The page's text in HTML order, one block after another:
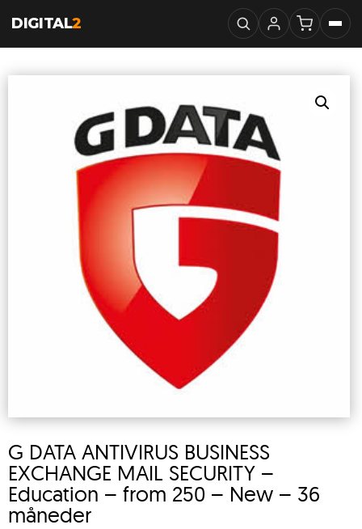
DIGITAL2
G DATA ANTIVIRUS BUSINESS
EXCHANGE MAIL SECURITY –
Education – from 250 – New – 36
måneder